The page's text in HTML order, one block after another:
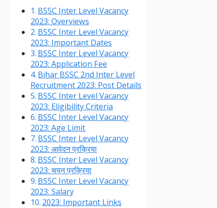
BSSC Inter Level Vacancy
2023: Overviews
BSSC Inter Level Vacancy
2023: Important Dates
BSSC Inter Level Vacancy
2023: Application Fee
Bihar BSSC 2nd Inter Level
Recruitment 2023: Post Details
BSSC Inter Level Vacancy
2023: Eligibility Criteria
BSSC Inter Level Vacancy
2023: Age Limit
BSSC Inter Level Vacancy
2023: आवेदन प्रक्रिया
BSSC Inter Level Vacancy
2023: चयन प्रक्रिया
BSSC Inter Level Vacancy
2023: Salary
2023: Important Links